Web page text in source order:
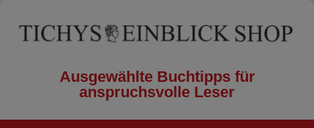
Ausgewählte Buchtipps für
anspruchsvolle Leser